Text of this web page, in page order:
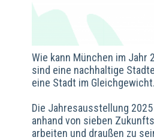
Wie kann München im
sind eine nachhaltige
eine Stadt im Gleichgewicht.
Die Jahresausstellung
anhand von sieben
arbeiten und draußen zu